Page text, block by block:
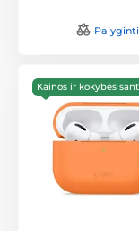
Palyginti
Kainos ir kokybės